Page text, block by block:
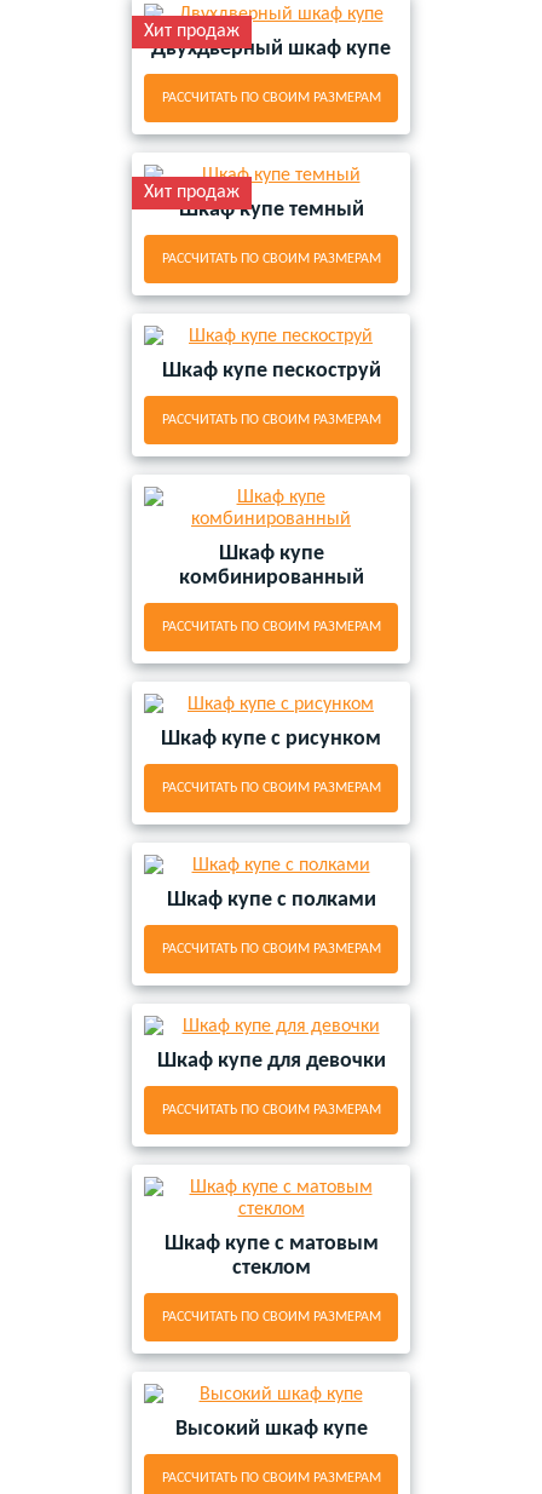
Хит продаж
Двухдверный шкаф купе
РАССЧИТАТЬ ПО СВОИМ РАЗМЕРАМ
Хит продаж
Шкаф купе темный
РАССЧИТАТЬ ПО СВОИМ РАЗМЕРАМ
Шкаф купе пескоструй
РАССЧИТАТЬ ПО СВОИМ РАЗМЕРАМ
Шкаф купе
комбинированный
РАССЧИТАТЬ ПО СВОИМ РАЗМЕРАМ
Шкаф купе с рисунком
РАССЧИТАТЬ ПО СВОИМ РАЗМЕРАМ
Шкаф купе с полками
РАССЧИТАТЬ ПО СВОИМ РАЗМЕРАМ
Шкаф купе для девочки
РАССЧИТАТЬ ПО СВОИМ РАЗМЕРАМ
Шкаф купе с матовым
стеклом
РАССЧИТАТЬ ПО СВОИМ РАЗМЕРАМ
Высокий шкаф купе
РАССЧИТАТЬ ПО СВОИМ РАЗМЕРАМ